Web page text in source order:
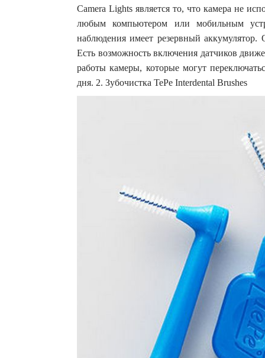
Camera Lights является то, что камера не
любым компьютером или мобильным
наблюдения имеет резервный
Есть возможность включения датчиков
работы камеры, которые могут
дня. 2. Зубочистка TePe Interdental Brushes